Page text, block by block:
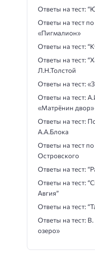
Ответы на тест:
Ответы на тест
«Пигмалион»
Ответы на тест:
Ответы на тест:
Л.Н.Толстой
Ответы на тест:
Ответы на тест:
«Матрёнин двор»
Ответы на тест:
А.А.Блока
Ответы на тест
Островского
Ответы на тест:
Ответы на тест:
Авгия”
Ответы на тест:
Ответы на тест:
озеро»